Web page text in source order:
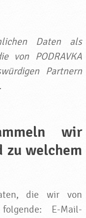
Daten als
von PODRAVKA
Partnern
wir
zu welchem
die wir von
E-Mail-